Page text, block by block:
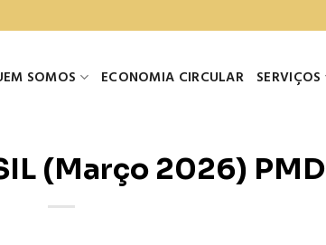
SOMOS ECONOMIA CIRCULAR SERVIÇOS
(Março 2026) PMD